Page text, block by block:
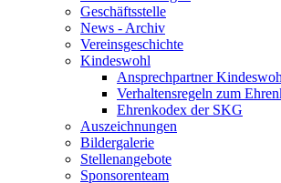
Geschäftsstelle
News - Archiv
Vereinsgeschichte
Kindeswohl
Ansprechpartner
Verhaltensregeln zum
Ehrenkodex der SKG
Auszeichnungen
Bildergalerie
Stellenangebote
Sponsorenteam